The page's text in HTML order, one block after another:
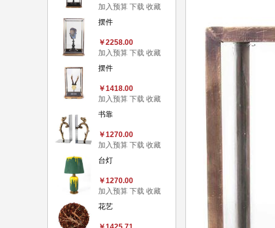
加入预算 下载 收藏
摆件
￥2258.00
加入预算 下载 收藏
摆件
￥1418.00
加入预算 下载 收藏
书靠
￥1270.00
加入预算 下载 收藏
台灯
￥1270.00
加入预算 下载 收藏
花艺